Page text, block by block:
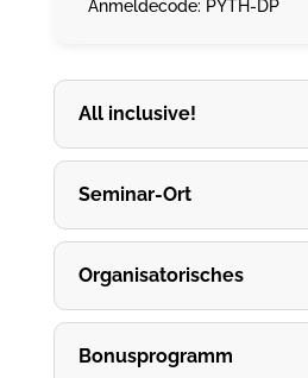
Anmeldecode: PYTH-DP
All inclusive!
Seminar-Ort
Organisatorisches
Bonusprogramm